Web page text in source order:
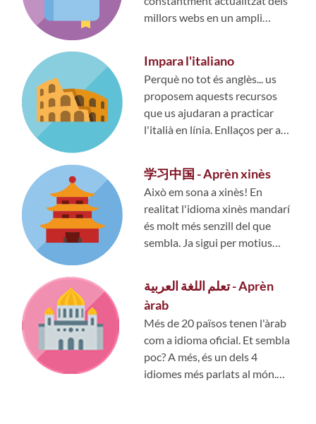
millors webs en un ampli
Impara l'italiano
Perquè no tot és anglès... us
proposem aquests recursos
que us ajudaran a practicar
l'italià en línia. Enllaços per a
学习中国 - Aprèn xinès
Això em sona a xinès! En
realitat l'idioma xinès mandarí
és molt més senzill del que
sembla. Ja sigui per motius
تعلم اللغة العربية - Aprèn
àrab
Més de 20 països tenen l'àrab
com a idioma oficial. Et sembla
poc? A més, és un dels 4
idiomes més parlats al món.